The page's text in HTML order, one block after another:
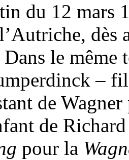
du 12 mars
dès
le même
–
de
de
pour la